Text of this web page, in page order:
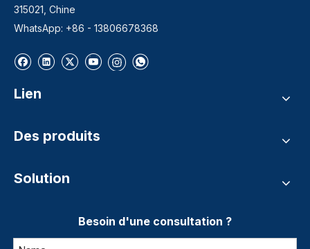
315021, Chine
WhatsApp: +86 - 13806678368
Lien
Des produits
Solution
Besoin d'une consultation ?